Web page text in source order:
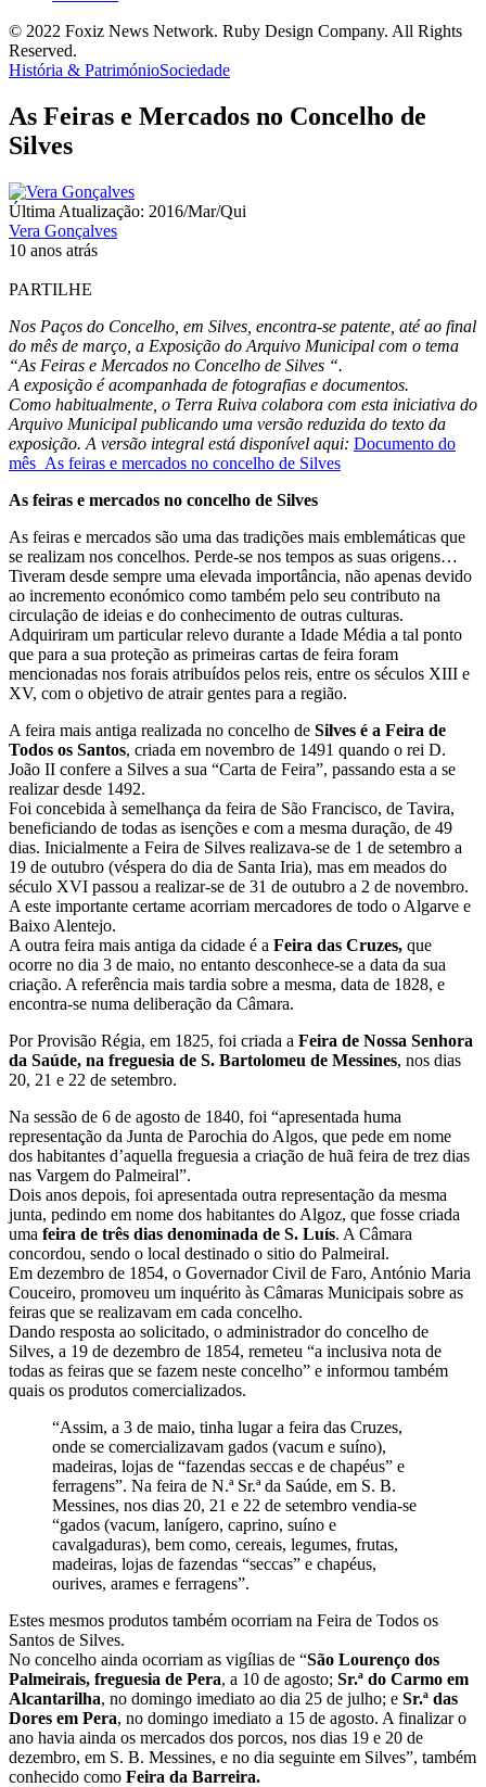
© 2022 Foxiz News Network. Ruby Design Company. All Rights
Reserved.
História & PatrimónioSociedade
As Feiras e Mercados no Concelho de
Silves
Última Atualização: 2016/Mar/Qui
Vera Gonçalves
10 anos atrás
PARTILHE
Nos Paços do Concelho, em Silves, encontra-se patente, até ao final
do mês de março, a Exposição do Arquivo Municipal com o tema
“As Feiras e Mercados no Concelho de Silves “.
A exposição é acompanhada de fotografias e documentos.
Como habitualmente, o Terra Ruiva colabora com esta iniciativa do
Arquivo Municipal publicando uma versão reduzida do texto da
exposição. A versão integral está disponível aqui: Documento do
mês_As feiras e mercados no concelho de Silves
As feiras e mercados no concelho de Silves
As feiras e mercados são uma das tradições mais emblemáticas que
se realizam nos concelhos. Perde-se nos tempos as suas origens…
Tiveram desde sempre uma elevada importância, não apenas devido
ao incremento económico como também pelo seu contributo na
circulação de ideias e do conhecimento de outras culturas.
Adquiriram um particular relevo durante a Idade Média a tal ponto
que para a sua proteção as primeiras cartas de feira foram
mencionadas nos forais atribuídos pelos reis, entre os séculos XIII e
XV, com o objetivo de atrair gentes para a região.
A feira mais antiga realizada no concelho de Silves é a Feira de
Todos os Santos, criada em novembro de 1491 quando o rei D.
João II confere a Silves a sua “Carta de Feira”, passando esta a se
realizar desde 1492.
Foi concebida à semelhança da feira de São Francisco, de Tavira,
beneficiando de todas as isenções e com a mesma duração, de 49
dias. Inicialmente a Feira de Silves realizava-se de 1 de setembro a
19 de outubro (véspera do dia de Santa Iria), mas em meados do
século XVI passou a realizar-se de 31 de outubro a 2 de novembro.
A este importante certame acorriam mercadores de todo o Algarve e
Baixo Alentejo.
A outra feira mais antiga da cidade é a Feira das Cruzes, que
ocorre no dia 3 de maio, no entanto desconhece-se a data da sua
criação. A referência mais tardia sobre a mesma, data de 1828, e
encontra-se numa deliberação da Câmara.
Por Provisão Régia, em 1825, foi criada a Feira de Nossa Senhora
da Saúde, na freguesia de S. Bartolomeu de Messines, nos dias
20, 21 e 22 de setembro.
Na sessão de 6 de agosto de 1840, foi “apresentada huma
representação da Junta de Parochia do Algos, que pede em nome
dos habitantes d’aquella freguesia a criação de huã feira de trez dias
nas Vargem do Palmeiral”.
Dois anos depois, foi apresentada outra representação da mesma
junta, pedindo em nome dos habitantes do Algoz, que fosse criada
uma feira de três dias denominada de S. Luís. A Câmara
concordou, sendo o local destinado o sitio do Palmeiral.
Em dezembro de 1854, o Governador Civil de Faro, António Maria
Couceiro, promoveu um inquérito às Câmaras Municipais sobre as
feiras que se realizavam em cada concelho.
Dando resposta ao solicitado, o administrador do concelho de
Silves, a 19 de dezembro de 1854, remeteu “a inclusiva nota de
todas as feiras que se fazem neste concelho” e informou também
quais os produtos comercializados.
“Assim, a 3 de maio, tinha lugar a feira das Cruzes,
onde se comercializavam gados (vacum e suíno),
madeiras, lojas de “fazendas seccas e de chapéus” e
ferragens”. Na feira de N.ª Sr.ª da Saúde, em S. B.
Messines, nos dias 20, 21 e 22 de setembro vendia-se
“gados (vacum, lanígero, caprino, suíno e
cavalgaduras), bem como, cereais, legumes, frutas,
madeiras, lojas de fazendas “seccas” e chapéus,
ourives, arames e ferragens”.
Estes mesmos produtos também ocorriam na Feira de Todos os
Santos de Silves.
No concelho ainda ocorriam as vigílias de “São Lourenço dos
Palmeirais, freguesia de Pera, a 10 de agosto; Sr.ª do Carmo em
Alcantarilha, no domingo imediato ao dia 25 de julho; e Sr.ª das
Dores em Pera, no domingo imediato a 15 de agosto. A finalizar o
ano havia ainda os mercados dos porcos, nos dias 19 e 20 de
dezembro, em S. B. Messines, e no dia seguinte em Silves”, também
conhecido como Feira da Barreira.